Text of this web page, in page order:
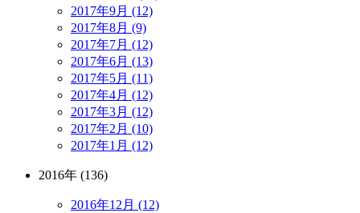
2017年9月 (12)
2017年8月 (9)
2017年7月 (12)
2017年6月 (13)
2017年5月 (11)
2017年4月 (12)
2017年3月 (12)
2017年2月 (10)
2017年1月 (12)
2016年 (136)
2016年12月 (12)